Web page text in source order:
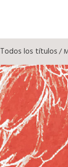
Todos los títulos/